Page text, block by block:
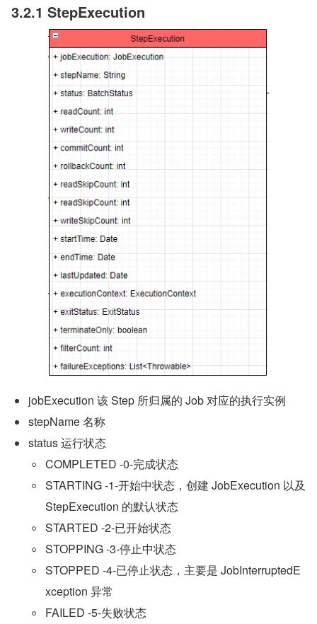
3.2.1 StepExecution
jobExecution 该 Step 所归属的 Job 对应的执行实例
stepName 名称
status 运行状态
COMPLETED -0-完成状态
STARTING -1-开始中状态，创建 JobExecution 以及
StepExecution 的默认状态
STARTED -2-已开始状态
STOPPING -3-停止中状态
STOPPED -4-已停止状态，主要是 JobInterruptedE
xception 异常
FAILED -5-失败状态